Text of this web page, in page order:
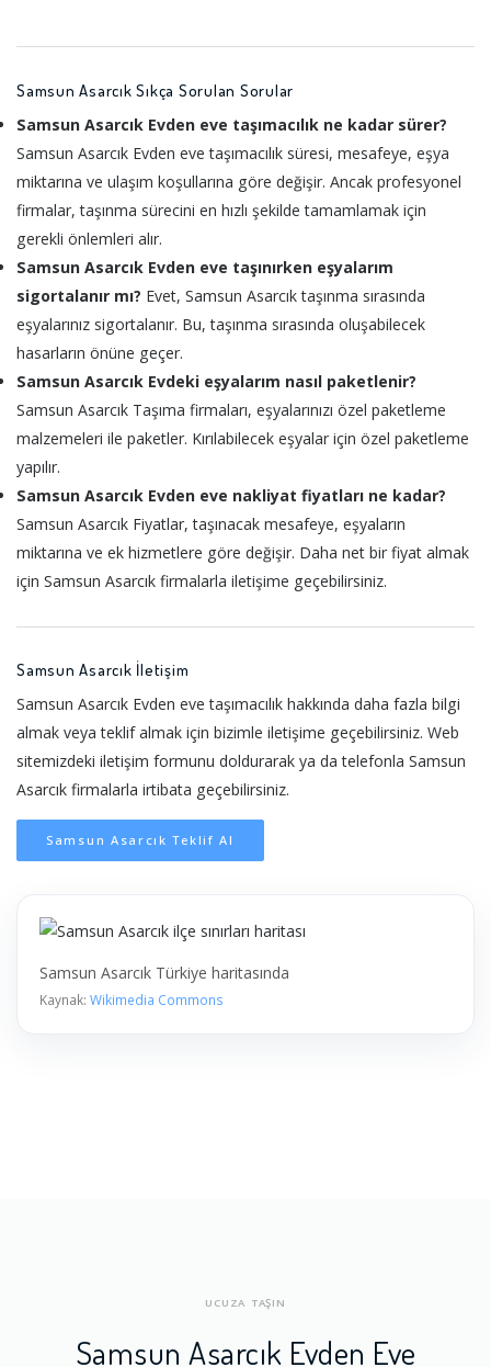
Samsun Asarcık Sıkça Sorulan Sorular
Samsun Asarcık Evden eve taşımacılık ne kadar sürer?
Samsun Asarcık Evden eve taşımacılık süresi, mesafeye, eşya
miktarına ve ulaşım koşullarına göre değişir. Ancak profesyonel
firmalar, taşınma sürecini en hızlı şekilde tamamlamak için
gerekli önlemleri alır.
Samsun Asarcık Evden eve taşınırken eşyalarım
sigortalanır mı? Evet, Samsun Asarcık taşınma sırasında
eşyalarınız sigortalanır. Bu, taşınma sırasında oluşabilecek
hasarların önüne geçer.
Samsun Asarcık Evdeki eşyalarım nasıl paketlenir?
Samsun Asarcık Taşıma firmaları, eşyalarınızı özel paketleme
malzemeleri ile paketler. Kırılabilecek eşyalar için özel paketleme
yapılır.
Samsun Asarcık Evden eve nakliyat fiyatları ne kadar?
Samsun Asarcık Fiyatlar, taşınacak mesafeye, eşyaların
miktarına ve ek hizmetlere göre değişir. Daha net bir fiyat almak
için Samsun Asarcık firmalarla iletişime geçebilirsiniz.
Samsun Asarcık İletişim
Samsun Asarcık Evden eve taşımacılık hakkında daha fazla bilgi
almak veya teklif almak için bizimle iletişime geçebilirsiniz. Web
sitemizdeki iletişim formunu doldurarak ya da telefonla Samsun
Asarcık firmalarla irtibata geçebilirsiniz.
Samsun Asarcık Teklif Al
Samsun Asarcık Türkiye haritasında
Kaynak: Wikimedia Commons
UCUZA TAŞIN
Samsun Asarcık Evden Eve